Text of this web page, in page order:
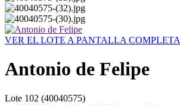
VER EL LOTE A PANTALLA COMPLETA
Antonio de Felipe
Lote 102 (40040575)